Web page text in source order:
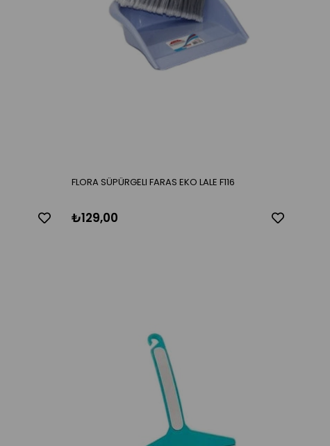
FLORA SÜPÜRGELI FARAS EKO LALE F116
₺129,00